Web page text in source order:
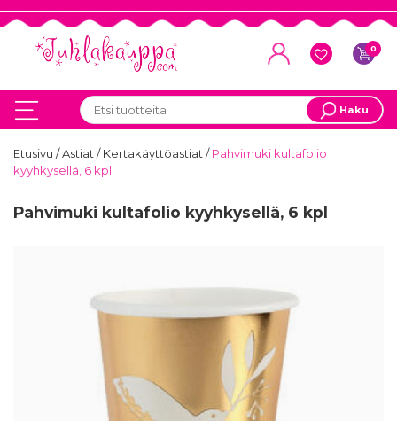
0
Haku
Etusivu /Astiat/Kertakäyttöastiat/Pahvimuki kultafolio
kyyhkysellä, 6 kpl
Pahvimuki kultafolio kyyhkysellä, 6 kpl